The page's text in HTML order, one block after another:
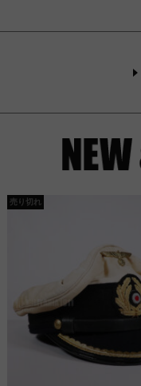
売り切れ